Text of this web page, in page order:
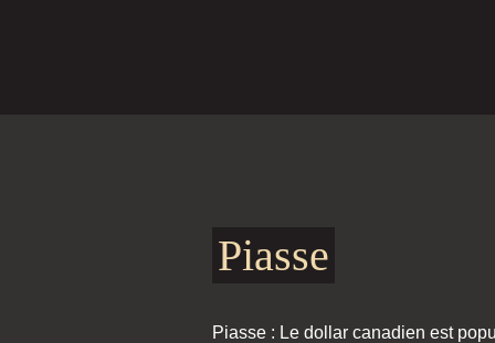
Piasse
Piasse : Le dollar canadien est